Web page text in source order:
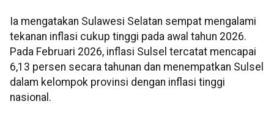
Ia mengatakan Sulawesi Selatan sempat mengalami
tekanan inflasi cukup tinggi pada awal tahun 2026.
Pada Februari 2026, inflasi Sulsel tercatat mencapai
6,13 persen secara tahunan dan menempatkan Sulsel
dalam kelompok provinsi dengan inflasi tinggi
nasional.